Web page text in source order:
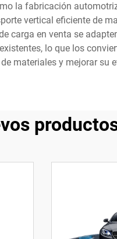
la fabricación
vertical eficiente de
carga en venta se
lo que los
materiales y mejorar su